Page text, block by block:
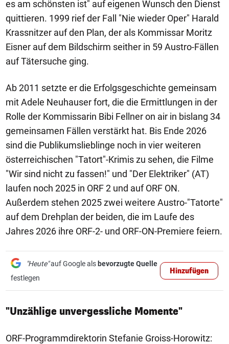
es am schönsten ist" auf eigenen Wunsch den Dienst
quittieren. 1999 rief der Fall "Nie wieder Oper" Harald
Krassnitzer auf den Plan, der als Kommissar Moritz
Eisner auf dem Bildschirm seither in 59 Austro-Fällen
auf Tätersuche ging.
Ab 2011 setzte er die Erfolgsgeschichte gemeinsam
mit Adele Neuhauser fort, die die Ermittlungen in der
Rolle der Kommissarin Bibi Fellner on air in bislang 34
gemeinsamen Fällen verstärkt hat. Bis Ende 2026
sind die Publikumslieblinge noch in vier weiteren
österreichischen "Tatort"-Krimis zu sehen, die Filme
"Wir sind nicht zu fassen!" und "Der Elektriker" (AT)
laufen noch 2025 in ORF 2 und auf ORF ON.
Außerdem stehen 2025 zwei weitere Austro-"Tatorte"
auf dem Drehplan der beiden, die im Laufe des
Jahres 2026 ihre ORF-2- und ORF-ON-Premiere feiern.
"Heute"auf Google als bevorzugte Quelle
festlegen
Hinzufügen
"Unzählige unvergessliche Momente"
ORF-Programmdirektorin Stefanie Groiss-Horowitz: